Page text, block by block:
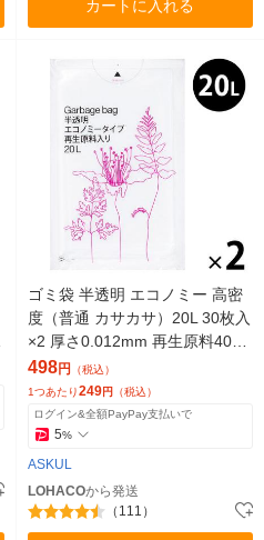
カートに入れる
ゴミ袋 半透明 エコノミー 高密
度（普通 カサカサ）20L 30枚入
×2 厚さ0.012mm 再生原料40%
アスクル（イチオシ） オリジナ
ル
498円 （税込）
1つあたり249円 （税込）
ログイン&全額PayPay支払いで
5%
ASKUL
LOHACOから発送
（111）